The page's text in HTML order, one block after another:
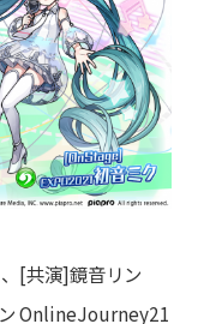
[共演]鏡音リン
OnlineJourney21